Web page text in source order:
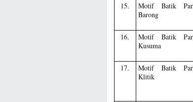
15.
Motif Batik
Barong
16.
Motif Batik
Kusuma
17.
Motif Batik
Klitik